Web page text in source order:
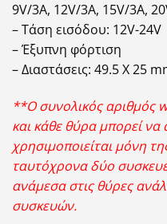
9V/3A, 12V/3A, 15V/3A,
– Τάση εισόδου: 12V-24V
– Έξυπνη φόρτιση
– Διαστάσεις: 49.5 X 25
**Ο συνολικός αριθμός
και κάθε θύρα μπορεί
χρησιμοποιείται μόνη
ταυτόχρονα δύο
ανάμεσα στις θύρες
συσκευών.